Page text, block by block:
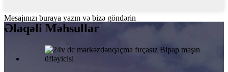
Mesajınızı buraya yazın və bizə göndərin
Əlaqəli Məhsullar